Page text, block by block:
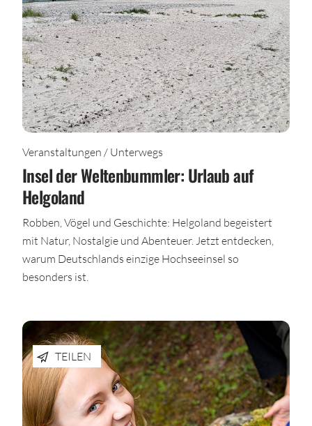
Veranstaltungen / Unterwegs
Insel der Weltenbummler: Urlaub auf
Helgoland
Robben, Vögel und Geschichte: Helgoland begeistert
mit Natur, Nostalgie und Abenteuer. Jetzt entdecken,
warum Deutschlands einzige Hochseeinsel so
besonders ist.
TEILEN